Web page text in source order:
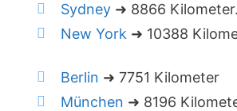
Sydney ➜ 8866 Kilometer.
New York ➜ 10388
Berlin ➜ 7751 Kilometer
München ➜ 8196